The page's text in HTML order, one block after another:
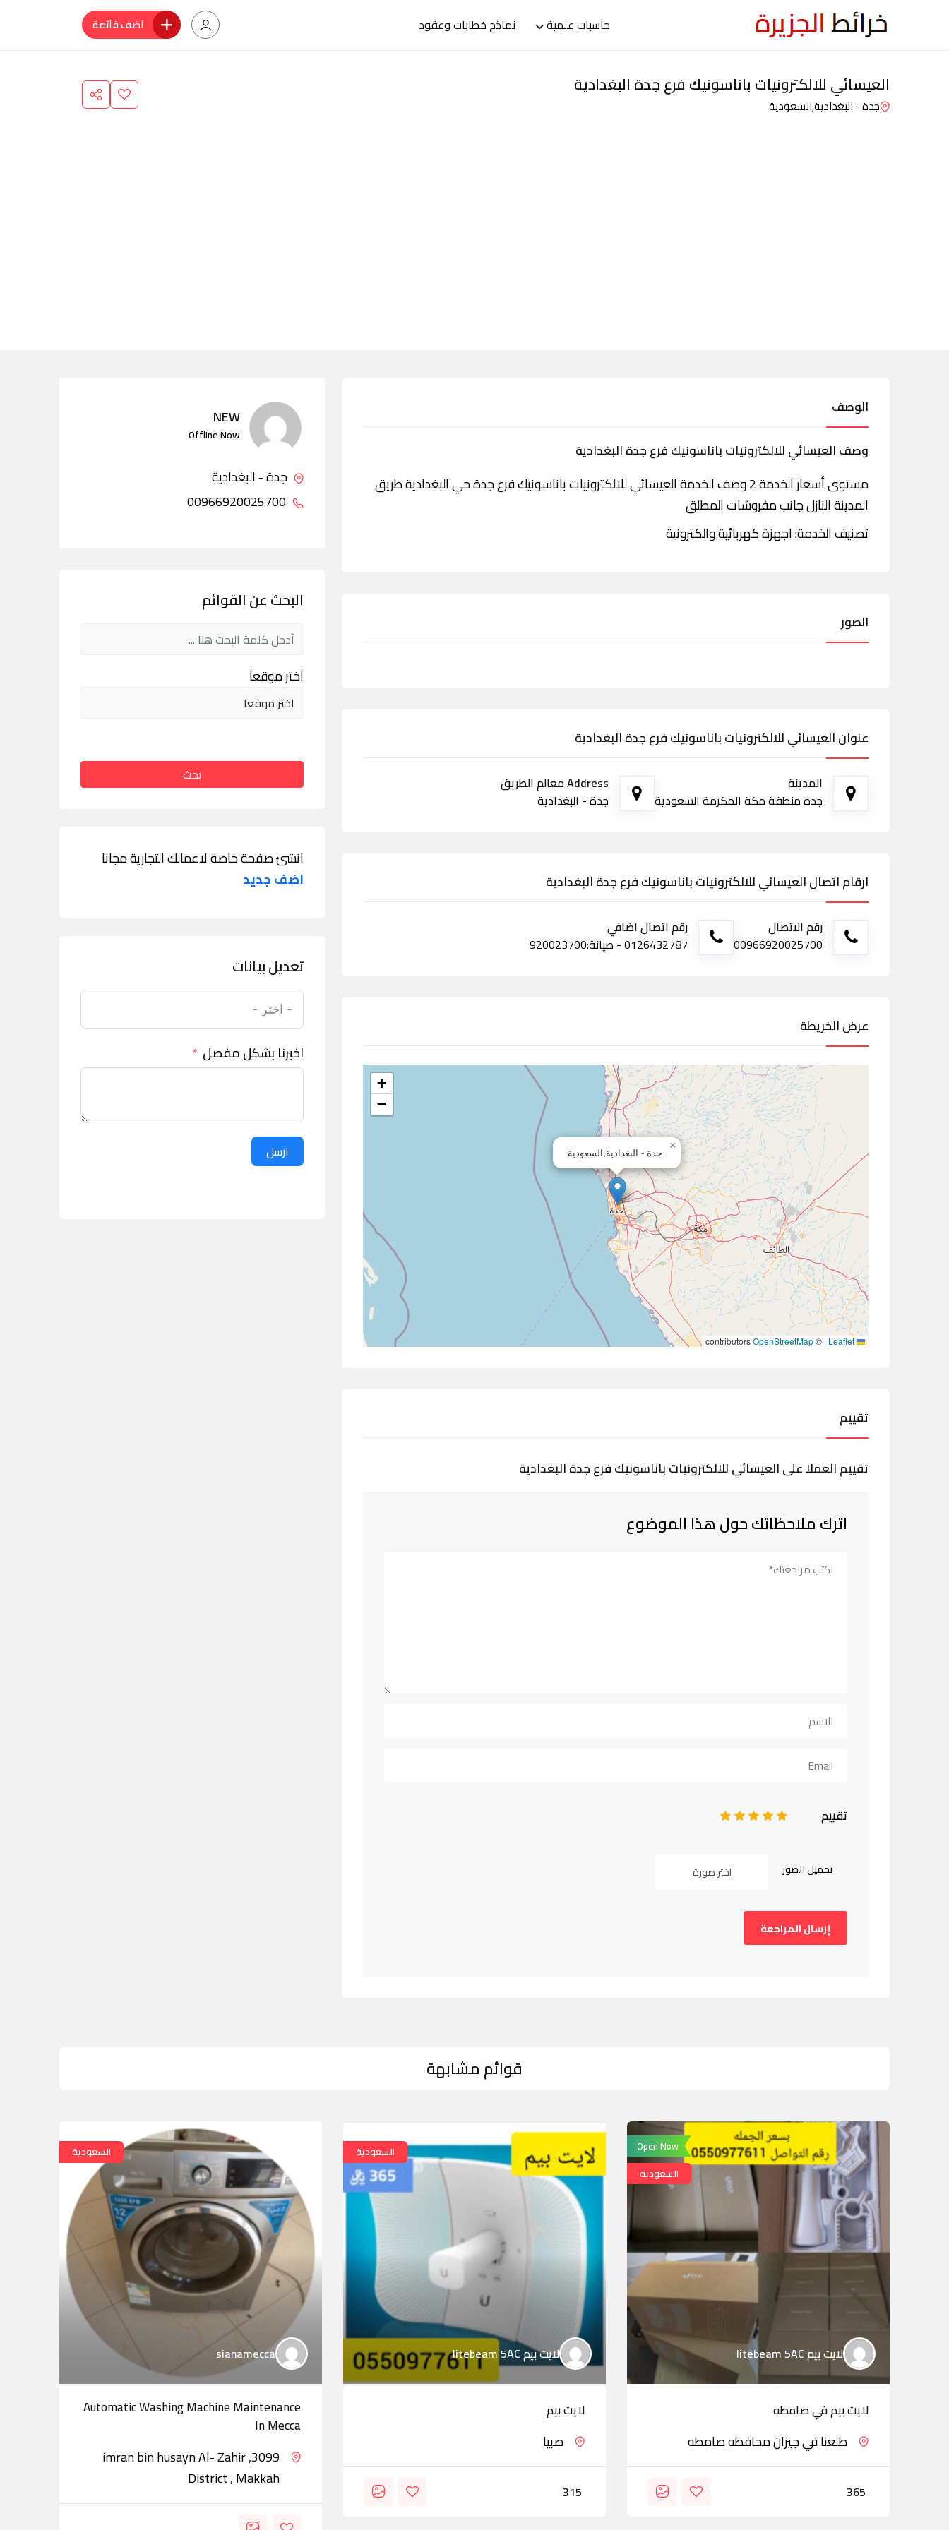
حاسبات علمية نماذج خطابات وعقود اضف قائمة
العيسائي للالكترونيات باناسونيك فرع جدة البغدادية
جدة - البغدادية,السعودية
الوصف
وصف العيسائي للالكترونيات باناسونيك فرع جدة البغدادية
مستوى أسعار الخدمة 2 وصف الخدمة العيسائي للالكترونيات باناسونيك فرع جدة حي البغدادية طريق
المدينة النازل جانب مفروشات المطلق
تصنيف الخدمة: اجهزة كهربائية والكترونية
الصور
عنوان العيسائي للالكترونيات باناسونيك فرع جدة البغدادية
المدينة
جدة منطقة مكة المكرمة السعودية
Address معالم الطريق
جدة - البغدادية
ارقام اتصال العيسائي للالكترونيات باناسونيك فرع جدة البغدادية
رقم الاتصال
00966920025700
رقم اتصال اضافي
0126432787 - صيانة:920023700
عرض الخريطة
جدة - البغدادية,السعودية
×
+
−
|
©
OpenStreetMap
تقييم
تقييم العملا على العيسائي للالكترونيات باناسونيك فرع جدة البغدادية
اترك ملاحظاتك حول هذا الموضوع
تقييم 5
4
3
2
تحميل الصور اختر صورة
NEW
Offline Now
جدة - البغدادية
البحث عن القوائم
اختر موقعا
بحث
انشئ صفحة خاصة لاعمالك التجارية مجانا
اضف جديد
تعديل بيانات
اخبرنا بشكل مفصل
ارسل
قوائم مشابهة
Open Now
السعودية
لايت بيم litebeam 5AC
لايت بيم في صامطه
طلعنا في جيزان محافظه صامطه
365
السعودية
لايت بيم litebeam 5AC
لايت بيم
صبيا
315
السعودية
sianamecca
Automatic Washing Machine Maintenance
In Mecca
3099, imran bin husayn Al- Zahir
District , Makkah